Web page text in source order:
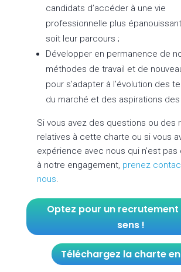
candidats d’accéder à une vie
professionnelle plus
soit leur parcours ;
Développer en permanence de
méthodes de travail et de
pour s’adapter à l’évolution des
du marché et des aspirations
Si vous avez des questions ou des
relatives à cette charte ou si vous
expérience avec nous qui n’est
à notre engagement, prenez
nous.
Optez pour un
sens !
Téléchargez la charte en